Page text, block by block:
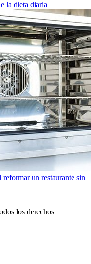
la dieta diaria
un restaurante sin
los derechos